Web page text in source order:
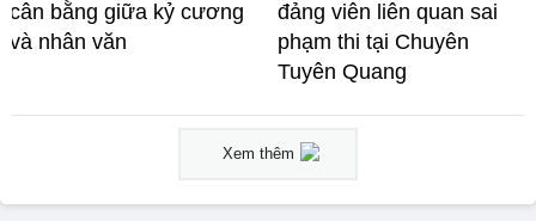
cân bằng giữa kỷ cương
và nhân văn
đảng viên liên quan sai
phạm thi tại Chuyên
Tuyên Quang
Xem thêm